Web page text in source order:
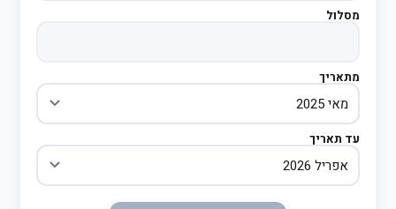
מסלול
מתאריך
עד תאריך